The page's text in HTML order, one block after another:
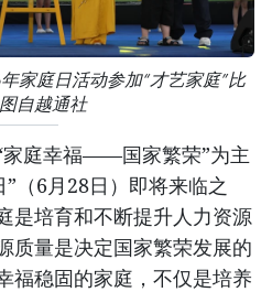
家庭日活动参加“才艺家庭”比
自越通社
庭幸福——国家繁荣”为主
（6月28日）即将来临之
是培育和不断提升人力资源
质量是决定国家繁荣发展的
福稳固的家庭，不仅是培养